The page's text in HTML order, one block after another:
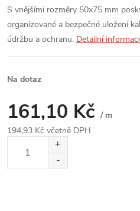
S vnějšími rozměry 50x75 mm
organizované a bezpečné uložení
údržbu a ochranu. Detailní
Na dotaz
161,10 Kč / m
194,93 Kč včetně DPH